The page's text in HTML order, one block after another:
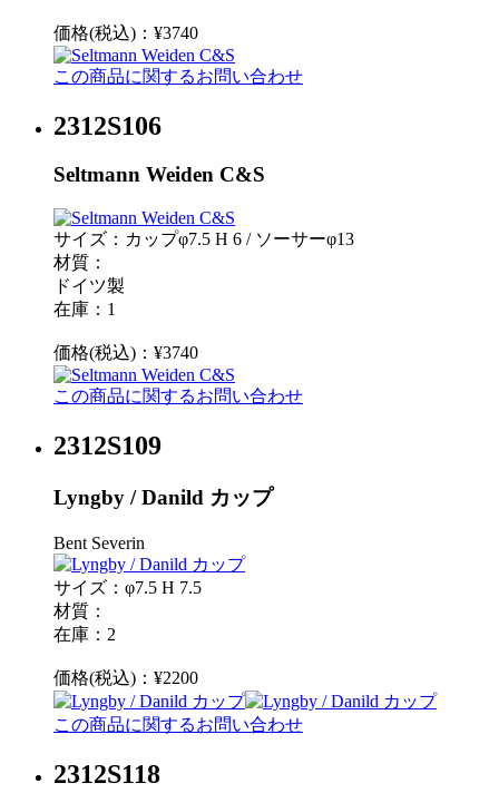
価格(税込)：¥3740
この商品に関するお問い合わせ
2312S106
Seltmann Weiden C&S
サイズ：カップφ7.5 H 6 / ソーサーφ13
材質：
ドイツ製
在庫：1
価格(税込)：¥3740
この商品に関するお問い合わせ
2312S109
Lyngby / Danild カップ
Bent Severin
サイズ：φ7.5 H 7.5
材質：
在庫：2
価格(税込)：¥2200
この商品に関するお問い合わせ
2312S118